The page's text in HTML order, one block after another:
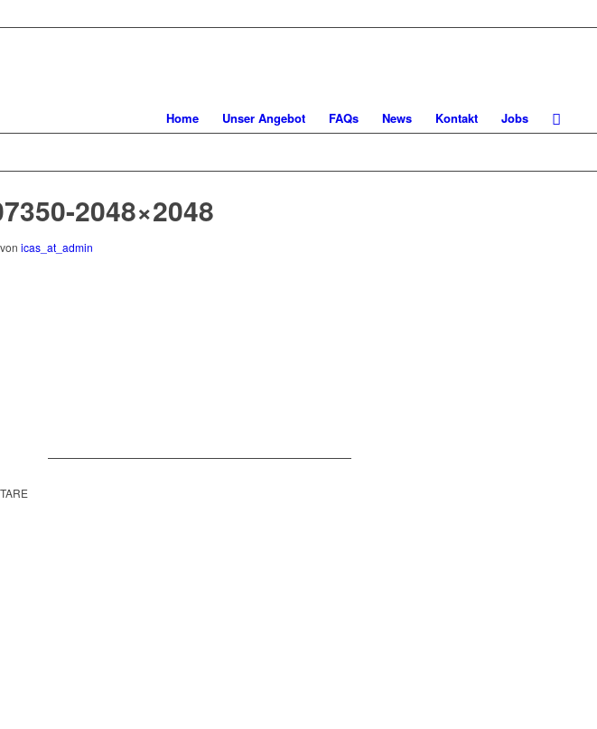
Home Unser Angebot FAQs News Kontakt Jobs
2048×2048
von icas_at_admin